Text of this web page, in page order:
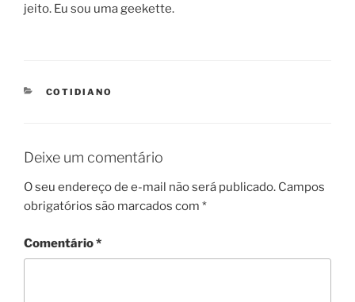
jeito. Eu sou uma geekette.
CATEGORIES
COTIDIANO
Deixe um comentário
O seu endereço de e-mail não será publicado. Campos
obrigatórios são marcados com *
Comentário*